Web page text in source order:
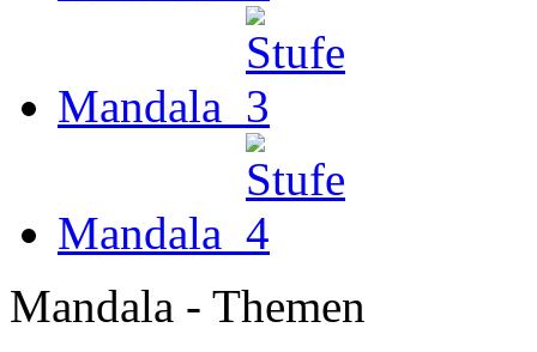
Mandala
Mandala
Mandala - Themen